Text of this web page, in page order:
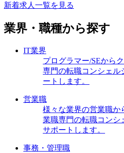
新着求人一覧を見る
業界・職種から探す
IT業界
プログラマー/SEから
専門の転職コンシェル
ートします。
営業職
様々な業界の営業職か
業職専門の転職コンシ
サポートします。
事務・管理職